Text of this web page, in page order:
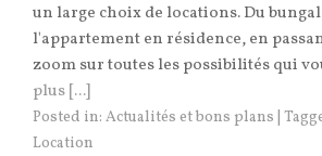
un large choix de locations. Du
l'appartement en résidence, en
zoom sur toutes les possibilités qui
plus [...]
Posted in: Actualités et bons plans
Location